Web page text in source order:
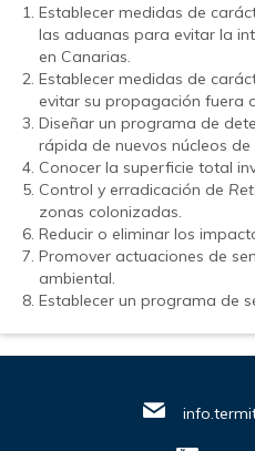
Establecer medidas de
las aduanas para evitar la
en Canarias.
Establecer medidas de
evitar su propagación fuera
Diseñar un programa de
rápida de nuevos núcleos de
Conocer la superficie total
Control y erradicación de
zonas colonizadas.
Reducir o eliminar los
Promover actuaciones de
ambiental.
Establecer un programa de